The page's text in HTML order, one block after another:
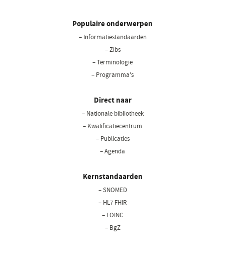
Populaire onderwerpen
– Informatiestandaarden
– Zibs
– Terminologie
– Programma's
Direct naar
– Nationale bibliotheek(opent
– Kwalificatiecentrum
– Publicaties
– Agenda
Kernstandaarden
– SNOMED
– HL7 FHIR
– LOINC
– BgZ